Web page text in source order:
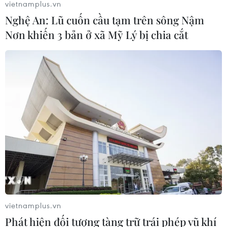
Phát hiện mới về quá trình lão hóa
của con người
02/08/2026 13:31
Sâm Ngọc Linh: Báu vật trong tay,
bao giờ "hóa rồng"?
02/08/2026 11:38
Yếu tố di truyền có thể quyết định
quá trình phát triển ung thư
02/08/2026 09:43
vietnamplus.vn
Nghệ An: Lũ cuốn cầu tạm trên sông Nậm
Nơn khiến 3 bản ở xã Mỹ Lý bị chia cắt
vietnamplus.vn
Phát hiện đối tượng tàng trữ trái phép vũ khí